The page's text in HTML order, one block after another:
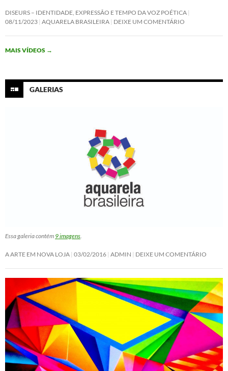
c
e
b
o
k
i
t
t
e
n
k
e
d
n
a
t
s
A
DISEURS – IDENTIDADE, EXPRESSÃO E TEMPO DA VOZ POÉTICA
08/11/2023 AQUARELA BRASILEIRA DEIXE UM COMENTÁRIO
MAIS VÍDEOS →
GALERIAS
Essa galeria contém 9 imagens.
A ARTE EM NOVA LOJA 03/02/2016 ADMIN DEIXE UM COMENTÁRIO